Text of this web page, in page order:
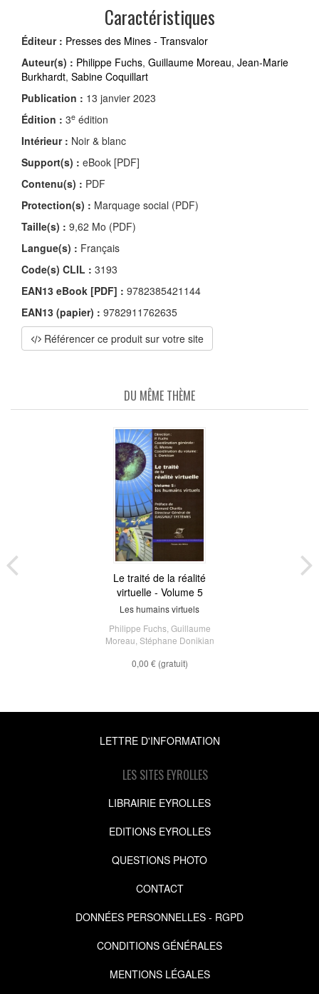
Caractéristiques
Éditeur : Presses des Mines - Transvalor
Auteur(s) : Philippe Fuchs, Guillaume Moreau, Jean-Marie
Burkhardt, Sabine Coquillart
Publication : 13 janvier 2023
Édition : 3e édition
Intérieur : Noir & blanc
Support(s) : eBook [PDF]
Contenu(s) : PDF
Protection(s) : Marquage social (PDF)
Taille(s) : 9,62 Mo (PDF)
Langue(s) : Français
Code(s) CLIL : 3193
EAN13 eBook [PDF] : 9782385421144
EAN13 (papier) : 9782911762635
Référencer ce produit sur votre site
DU MÊME THÈME
Le traité de la réalité
virtuelle - Volume 5
Les humains virtuels
Philippe Fuchs, Guillaume
Moreau Stéphane Donikian
0,00 € (gratuit)
LETTRE D'INFORMATION
LES SITES EYROLLES
LIBRAIRIE EYROLLES
EDITIONS EYROLLES
QUESTIONS PHOTO
CONTACT
DONNÉES PERSONNELLES - RGPD
CONDITIONS GÉNÉRALES
MENTIONS LÉGALES